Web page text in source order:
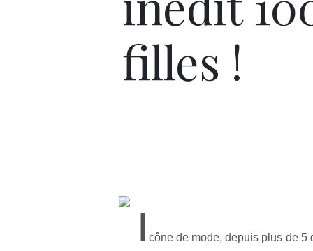
filles !
I cône de mode, depuis plus de 5